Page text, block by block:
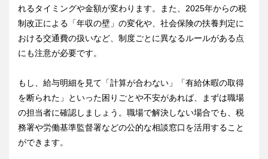
れるタイミングや金額が変わります。また、2025年からの税
制改正による「年収の壁」の変化や、社会保険の扶養判定に
おける交通費の扱いなど、制度ごとに異なるルールがある点
にも注意が必要です。
もし、給与明細を見て「計算が合わない」「有給休暇の取得
を断られた」といった困りごとや不安があれば、まずは職場
の担当者に確認しましょう。職場で解決しない場合でも、税
務署や労働基準監督署などの公的な相談窓口を活用すること
ができます。